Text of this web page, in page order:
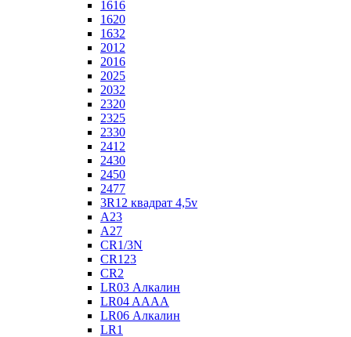
1616
1620
1632
2012
2016
2025
2032
2320
2325
2330
2412
2430
2450
2477
3R12 квадрат 4,5v
A23
A27
CR1/3N
CR123
CR2
LR03 Алкалин
LR04 AAAA
LR06 Алкалин
LR1